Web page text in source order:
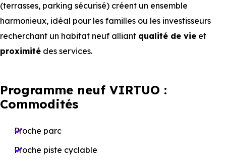
(terrasses, parking sécurisé) créent un ensemble
harmonieux, idéal pour les familles ou les investisseurs
recherchant un habitat neuf alliant qualité de vie et
proximité des services.
Programme neuf VIRTUO :
Commodités
Proche parc
Proche piste cyclable